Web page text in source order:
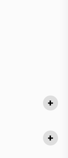
+
+